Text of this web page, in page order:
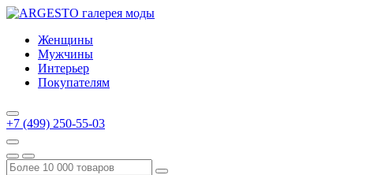
Женщины
Мужчины
Интерьер
Покупателям
+7 (499) 250-55-03